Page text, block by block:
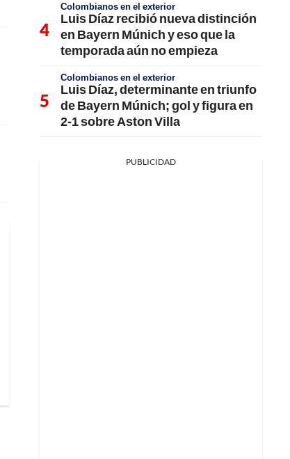
Colombianos en el exterior
Luis Díaz recibió nueva distinción
en Bayern Múnich y eso que la
temporada aún no empieza
Colombianos en el exterior
Luis Díaz, determinante en triunfo
de Bayern Múnich; gol y figura en
2-1 sobre Aston Villa
PUBLICIDAD